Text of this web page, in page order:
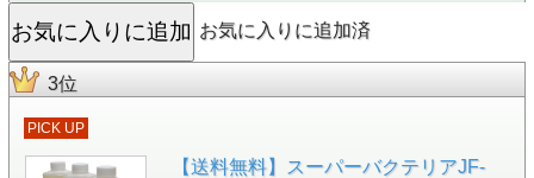
お気に入りに追加済
3位
PICK UP
【送料無料】スーパーバクテリアJF-